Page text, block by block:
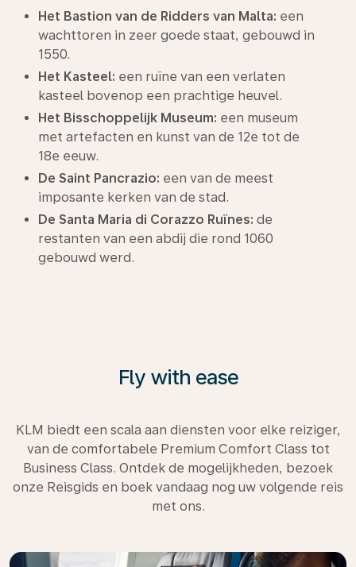
Het Bastion van de Ridders van Malta: een
wachttoren in zeer goede staat, gebouwd in
1550.
Het Kasteel: een ruïne van een verlaten
kasteel bovenop een prachtige heuvel.
Het Bisschoppelijk Museum: een museum
met artefacten en kunst van de 12e tot de
18e eeuw.
De Saint Pancrazio: een van de meest
imposante kerken van de stad.
De Santa Maria di Corazzo Ruïnes: de
restanten van een abdij die rond 1060
gebouwd werd.
Fly with ease
KLM biedt een scala aan diensten voor elke reiziger,
van de comfortabele Premium Comfort Class tot
Business Class. Ontdek de mogelijkheden, bezoek
onze Reisgids en boek vandaag nog uw volgende reis
met ons.